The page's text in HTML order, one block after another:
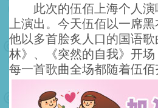
此次的伍佰上海个人演
上演出。今天伍佰以一席
他以多首脍炙人口的国语
林》、《突然的自我》开
每一首歌曲全场都随着伍佰